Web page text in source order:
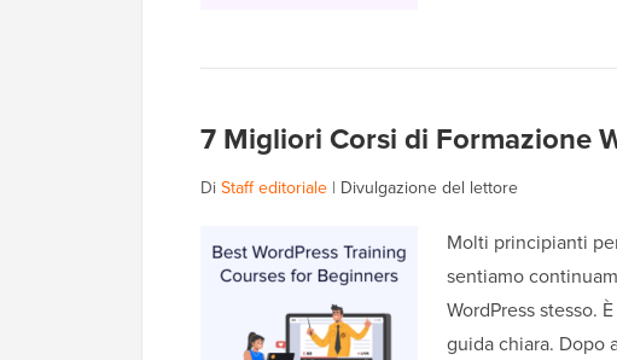
7 Migliori Corsi di Formazione
DiStaff editoriale | Divulgazione del lettore
Molti principianti
sentiamo
WordPress stesso.
guida chiara. Dopo